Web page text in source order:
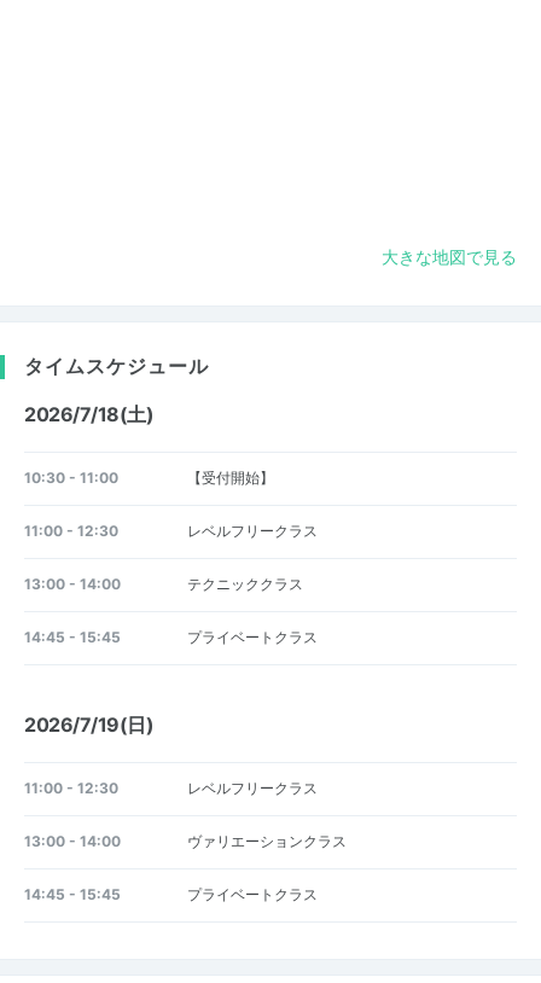
大きな地図で見る
タイムスケジュール
2026/7/18(土)
10:30 - 11:00 【受付開始】
11:00 - 12:30 レベルフリークラス
13:00 - 14:00 テクニッククラス
14:45 - 15:45 プライベートクラス
2026/7/19(日)
11:00 - 12:30 レベルフリークラス
13:00 - 14:00 ヴァリエーションクラス
14:45 - 15:45 プライベートクラス